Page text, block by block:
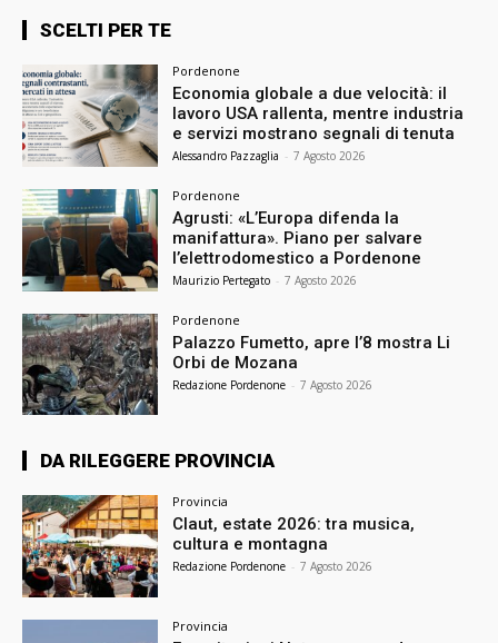
SCELTI PER TE
Pordenone
Economia globale a due velocità: il
lavoro USA rallenta, mentre industria
e servizi mostrano segnali di tenuta
Alessandro Pazzaglia - 7 Agosto 2026
Pordenone
Agrusti: «L’Europa difenda la
manifattura». Piano per salvare
l’elettrodomestico a Pordenone
Maurizio Pertegato - 7 Agosto 2026
Pordenone
Palazzo Fumetto, apre l’8 mostra Li
Orbi de Mozana
Redazione Pordenone - 7 Agosto 2026
DA RILEGGERE PROVINCIA
Provincia
Claut, estate 2026: tra musica,
cultura e montagna
Redazione Pordenone - 7 Agosto 2026
Provincia